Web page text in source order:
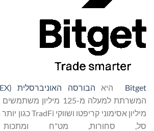
Bitget היא הבורסה האוניברסלית (
סל, סחורות, מט"ח